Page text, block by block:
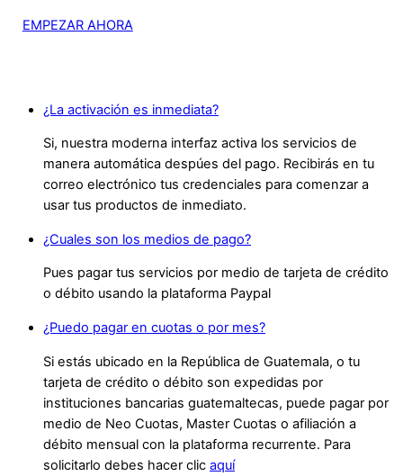
EMPEZAR AHORA
¿La activación es inmediata?
Si, nuestra moderna interfaz activa los servicios de
manera automática despúes del pago. Recibirás en tu
correo electrónico tus credenciales para comenzar a
usar tus productos de inmediato.
¿Cuales son los medios de pago?
Pues pagar tus servicios por medio de tarjeta de crédito
o débito usando la plataforma Paypal
¿Puedo pagar en cuotas o por mes?
Si estás ubicado en la República de Guatemala, o tu
tarjeta de crédito o débito son expedidas por
instituciones bancarias guatemaltecas, puede pagar por
medio de Neo Cuotas, Master Cuotas o afiliación a
débito mensual con la plataforma recurrente. Para
solicitarlo debes hacer clic aquí